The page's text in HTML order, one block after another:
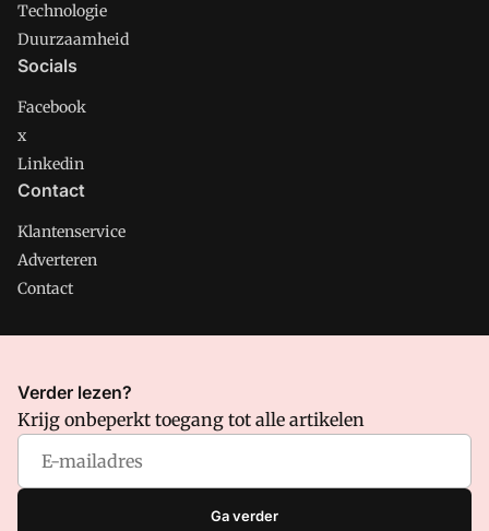
Technologie
Duurzaamheid
Socials
Facebook
x
Linkedin
Contact
Klantenservice
Adverteren
Contact
CMweb is onderdeel van VMN media. Lees in
waar VMN media voor staat. Op gebruik van deze site zijn de
volgende regelingen van toepassing:Algemene Voorwaarden
Privacy en Cookie beleid
Verder lezen?
Krijg onbeperkt toegang tot alle artikelen
Ga verder